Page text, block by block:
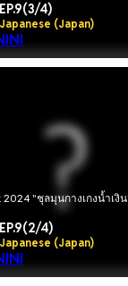
4)
Japanese (Japan)
"ชุลมุนกางเกงน้ำเงิน
4)
Japanese (Japan)